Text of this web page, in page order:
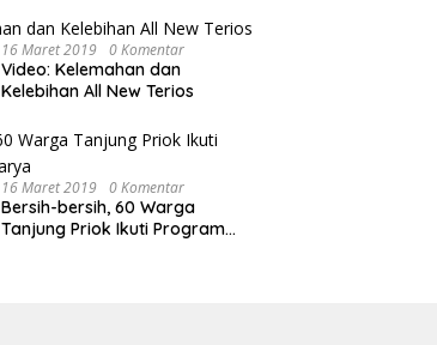
16 Maret 2019 0 Komentar
Video: Kelemahan dan
Kelebihan All New Terios
16 Maret 2019 0 Komentar
Bersih-bersih, 60 Warga
Tanjung Priok Ikuti Program